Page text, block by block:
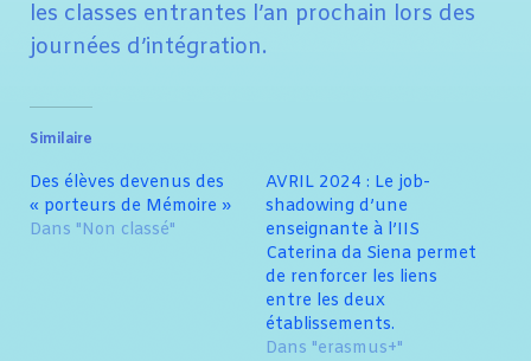
les classes entrantes l’an prochain lors des
journées d’intégration.
Similaire
Des élèves devenus des
« porteurs de Mémoire »
Dans "Non classé"
AVRIL 2024 : Le job-
shadowing d’une
enseignante à l’IIS
Caterina da Siena permet
de renforcer les liens
entre les deux
établissements.
Dans "erasmus+"